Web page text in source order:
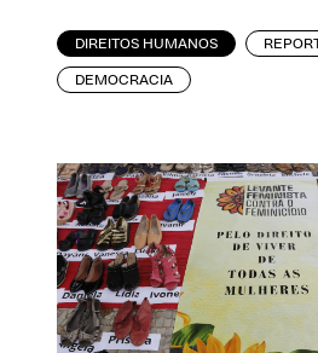
DIREITOS HUMANOS
DEMOCRACIA